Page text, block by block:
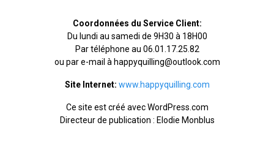
Coordonnées du Service Client:
Du lundi au samedi de 9H30 à 18H00
Par téléphone au 06.01.17.25.82
ou par e-mail à happyquilling@outlook.com
Site Internet: www.happyquilling.com
Ce site est créé avec WordPress.com
Directeur de publication : Elodie Monblus